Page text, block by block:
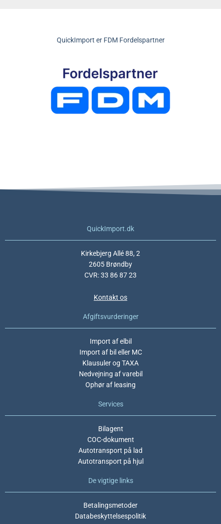
QuickImport er FDM Fordelspartner
QuickImport.dk
Kirkebjerg Allé 88, 2
2605 Brøndby
CVR: 33 86 87 23
Kontakt os
Afgiftsvurderinger
Import af elbil
Import af bil eller MC
Klausuler og TAXA
Nedvejning af varebil
Ophør af leasing
Services
Bilagent
COC-dokument
Autotransport på lad
Autotransport på hjul
De vigtige links
Betalingsmetoder
Databeskyttelsespolitik